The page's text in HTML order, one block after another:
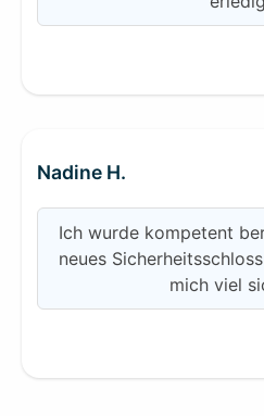
Nadine H.
Ich wurde kompetent
neues
mich viel